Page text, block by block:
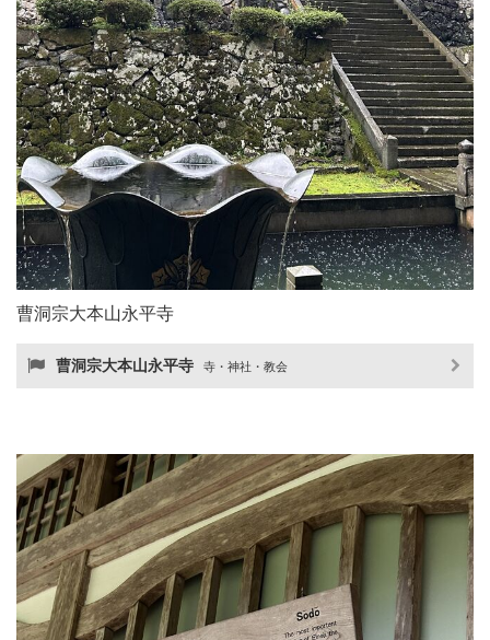
曹洞宗大本山永平寺
曹洞宗大本山永平寺 寺・神社・教会